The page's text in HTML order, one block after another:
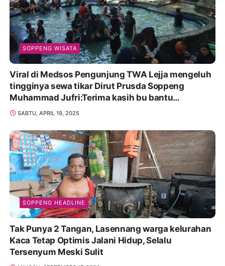
SOPPENG WISATA
Viral di Medsos Pengunjung TWA Lejja mengeluh
tingginya sewa tikar Dirut Prusda Soppeng
Muhammad Jufri:Terima kasih bu bantu
Promosikan
SABTU, APRIL 19, 2025
SOPPENG HEADLINE
Tak Punya 2 Tangan, Lasennang warga kelurahan
Kaca Tetap Optimis Jalani Hidup, Selalu
Tersenyum Meski Sulit